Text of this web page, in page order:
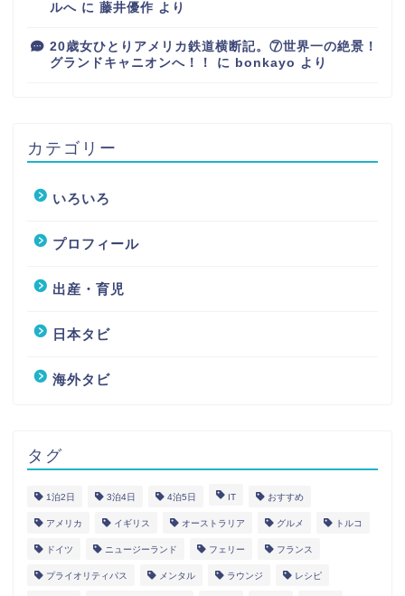
ルへ に 藤井優作 より
20歳女ひとりアメリカ鉄道横断記。⑦世界一の絶景！
グランドキャニオンへ！！
に bonkayo より
カテゴリー
いろいろ
プロフィール
出産・育児
日本タビ
海外タビ
タグ
1泊2日 3泊4日 4泊5日 IT おすすめ
アメリカ イギリス オーストラリア グルメ トルコ
ドイツ ニュージーランド フェリー フランス
プライオリティパス メンタル ラウンジ レシピ